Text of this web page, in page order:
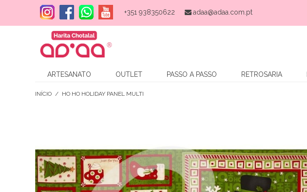
+351 938350622 adaa@adaa.com.pt
ARTESANATO OUTLET PASSO A PASSO RETROSARIA
INÍCIO / HO HO HOLIDAY PANEL MULTI